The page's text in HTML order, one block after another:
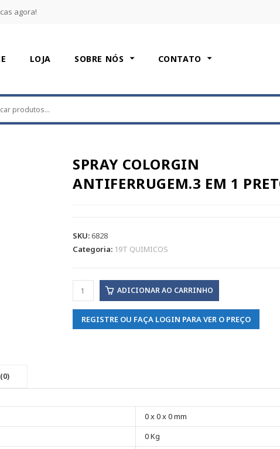
agora!
LOJA SOBRE NÓS CONTATO
SPRAY COLORGIN
ANTIFERRUGEM.3 EM 1
SKU:6828
Categoria: 19T QUIMICOS
ADICIONAR AO CARRINHO
REGISTRE OU FAÇA LOGIN PARA VER O PREÇO
0 x 0 x 0 mm
0 Kg